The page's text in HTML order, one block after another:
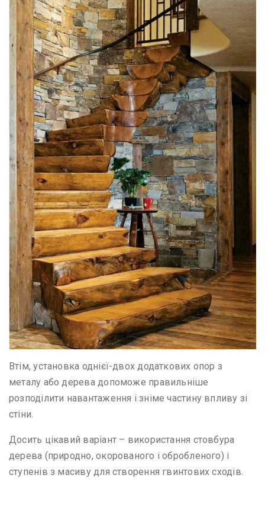
Втім, установка однієї-двох додаткових опор з
металу або дерева допоможе правильніше
розподілити навантаження і зніме частину впливу зі
стіни.
Досить цікавий варіант – використання стовбура
дерева (природно, окорованого і обробленого) і
ступенів з масиву для створення гвинтових сходів.